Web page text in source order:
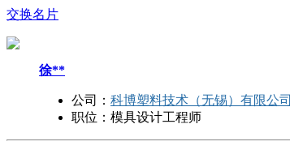
交换名片
徐**
公司： 科博塑料技术（无锡）有限公司
职位： 模具设计工程师